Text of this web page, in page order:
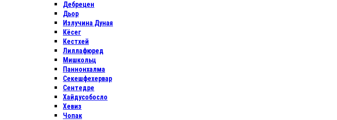
Дебрецен
Дьор
Излучина Дуная
Кёсег
Кестхей
Лиллафюред
Мишкольц
Паннонхалма
Секешфехервар
Сентедре
Хайдусобосло
Хевиз
Чопак